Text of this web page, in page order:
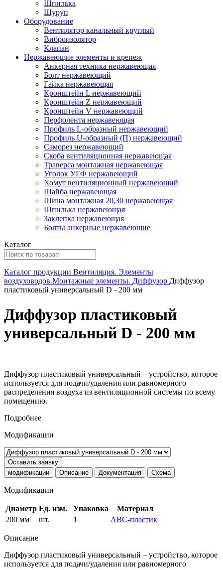
Шпилька
Шуруп
Оборудование
Вентилятор канальный круглый
Виброизолятор
Клапан
Нержавеющие элементы и крепеж
Анкерная техника нержавеющая
Болт нержавеющий
Гайка нержавеющая
Кронштейн L нержавеющий
Кронштейн Z нержавеющий
Кронштейн V нержавеющий
Перфолента нержавеющая
Профиль L-образный нержавеющий
Профиль U-образный (П) нержавеющий
Саморез нержавеющий
Скоба вентиляционная нержавеющая
Траверса монтажная нержавеющая
Уголок УГФ нержавеющий
Хомут вентиляционный нержавеющий
Шайба нержавеющая
Шина монтажная 20,30 нержавеющая
Шпилька нержавеющая
Заклепка нержавеющая
Болты анкерные нержавеющие
Каталог
Каталог продукции Вентиляция. Элементы
воздуховодов.Монтажные элементы. Диффузор Диффузор
пластиковый универсальный D - 200 мм
Диффузор пластиковый
универсальный D - 200 мм
Диффузор пластиковый универсальный – устройство, которое
используется для подачи/удаления или равномерного
распределения воздуха из вентиляционной системы по всему
помещению.
Подробнее
Модификации
Оставить заявку
модификации
Описание Документация Схема
Модификации
Диаметр Ед. изм. Упаковка
Материал
200 мм
шт. 1 AВС-пластик
Описание
Диффузор пластиковый универсальный – устройство, которое
используется для подачи/удаления или равномерного